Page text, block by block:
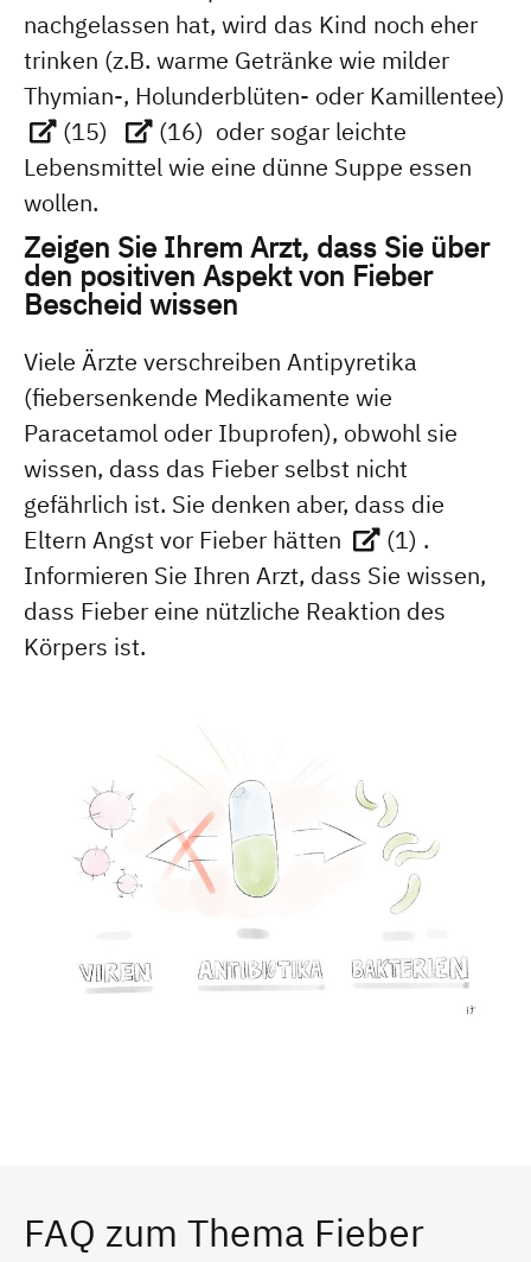
nachgelassen hat, wird das Kind noch eher
trinken (z.B. warme Getränke wie milder
Thymian-, Holunderblüten- oder Kamillentee)
(15)
(16) oder sogar leichte
Lebensmittel wie eine dünne Suppe essen
wollen.
Zeigen Sie Ihrem Arzt, dass Sie über
den positiven Aspekt von Fieber
Bescheid wissen
Viele Ärzte verschreiben Antipyretika
(fiebersenkende Medikamente wie
Paracetamol oder Ibuprofen), obwohl sie
wissen, dass das Fieber selbst nicht
gefährlich ist. Sie denken aber, dass die
Eltern Angst vor Fieber hätten
(1) .
Informieren Sie Ihren Arzt, dass Sie wissen,
dass Fieber eine nützliche Reaktion des
Körpers ist.
FAQ zum Thema Fieber